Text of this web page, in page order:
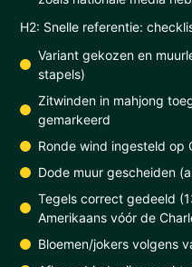
H2: Snelle referentie:
Variant gekozen en
stapels)
Zitwinden in mahjong
gemarkeerd
Ronde wind ingesteld op
Dode muur gescheiden
Tegels correct gedeeld
Amerikaans vóór de
Bloemen/jokers volgens